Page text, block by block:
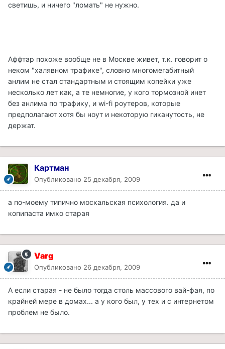
светишь, и ничего "ломать" не нужно.
Аффтар похоже вообще не в Москве живет, т.к. говорит о
неком "халявном трафике", словно многомегабитный
анлим не стал стандартным и стоящим копейки уже
несколько лет как, а те немногие, у кого тормозной инет
без анлима по трафику, и wi-fi роутеров, которые
предполагают хотя бы ноут и некоторую гиканутость, не
держат.
Картман
Опубликовано 25 декабря, 2009
а по-моему типично москальская психология. да и
копипаста имхо старая
Varg
Опубликовано 26 декабря, 2009
А если старая - не было тогда столь массового вай-фая, по
крайней мере в домах... а у кого был, у тех и с интернетом
проблем не было.